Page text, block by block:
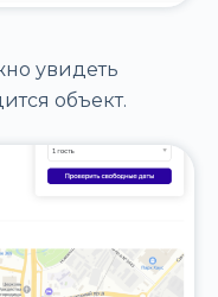
увидеть
объект.